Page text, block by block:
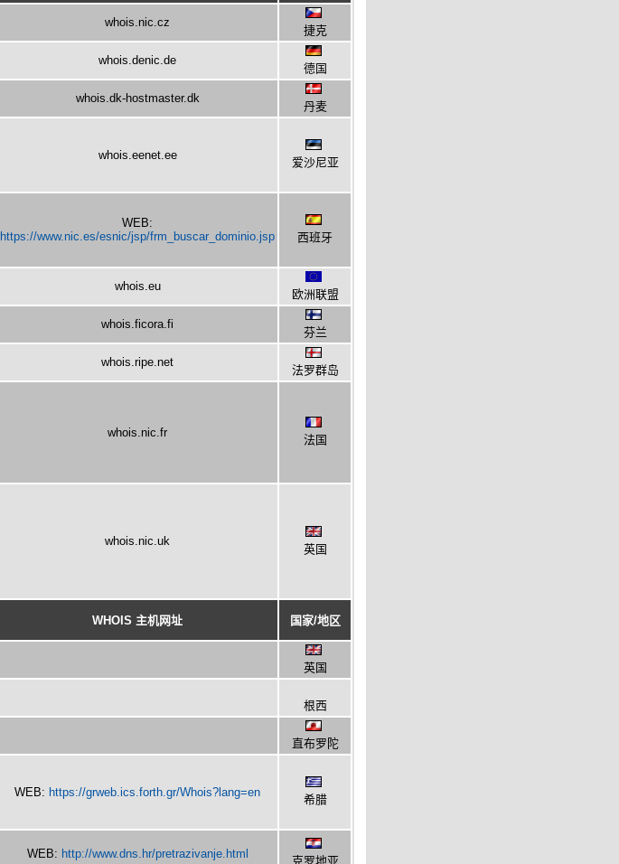
whois.nic.cz
捷克
whois.denic.de
德国
whois.dk-hostmaster.dk
丹麦
whois.eenet.ee
爱沙尼亚
WEB:
https://www.nic.es/esnic/jsp/frm_buscar_dominio.jsp
西班牙
whois.eu
欧洲联盟
whois.ficora.fi
芬兰
whois.ripe.net
法罗群岛
whois.nic.fr
法国
whois.nic.uk
英国
WHOIS 主机网址 国家/地区
英国
根西
直布罗陀
WEB: https://grweb.ics.forth.gr/Whois?lang=en
希腊
WEB: http://www.dns.hr/pretrazivanje.html
克罗地亚